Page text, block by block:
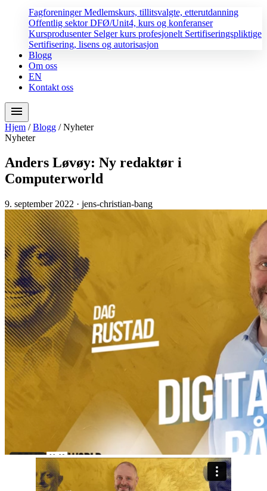
FagforeningerMedlemskurs, tillitsvalgte, etterutdanning
Offentlig sektorDFØ/Unit4, kurs og konferanser
Kursprodusenter Selger kurs profesjonelt Sertifiseringspliktige
Sertifisering, lisens og autorisasjon
Blogg
Om oss
EN
Kontakt oss
menu
Hjem / Blogg / Nyheter
Nyheter
Anders Løvøy: Ny redaktør i
Computerworld
9. september 2022 · jens-christian-bang